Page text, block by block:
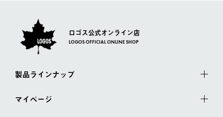
ロゴス公式オンライン店
LOGOS OFFICIAL ONLINE SHOP
製品ラインナップ
マイページ